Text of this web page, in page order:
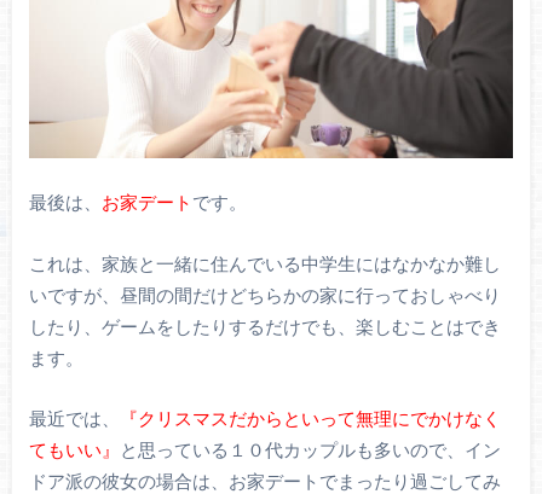
最後は、 お家デート です。
これは、家族と一緒に住んでいる中学生にはなかなか難し
いですが、昼間の間だけどちらかの家に行っておしゃべり
したり、ゲームをしたりするだけでも、楽しむことはでき
ます。
最近では、
『クリスマスだからといって無理にでかけなく
てもいい』
と思っている１０代カップルも多いので、イン
ドア派の彼女の場合は、お家デートでまったり過ごしてみ